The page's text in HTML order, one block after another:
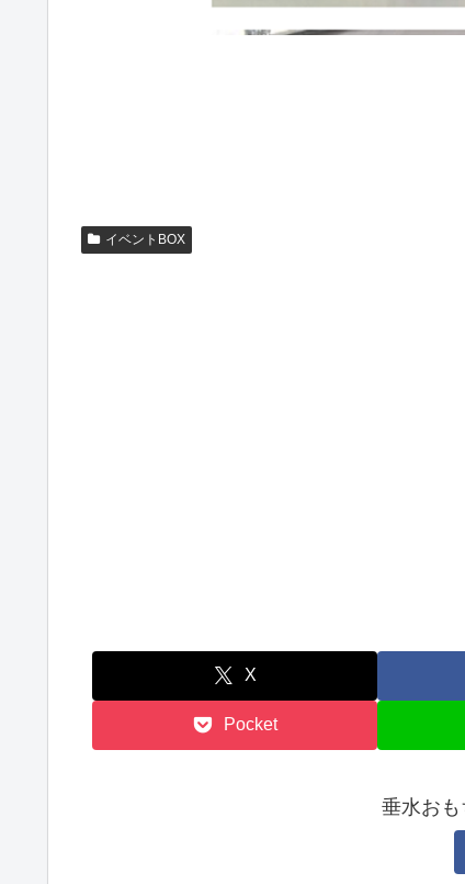
イベントBOX
X
Pocket
垂水お